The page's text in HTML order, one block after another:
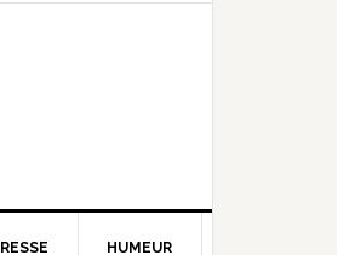
HUMEUR